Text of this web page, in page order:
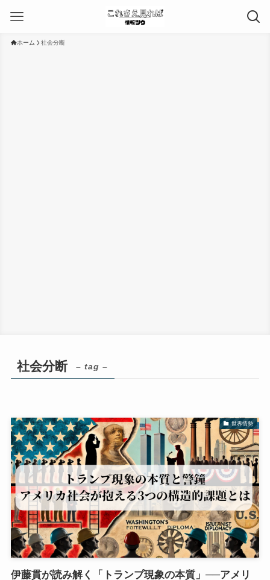
ホーム 社会分断
社会分断 – tag –
世界情勢
伊藤貫が読み解く「トランプ現象の本質」──アメリ